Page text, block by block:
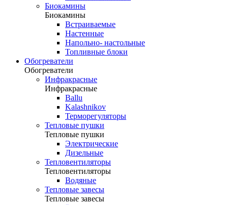
Биокамины
Биокамины
Встраиваемые
Настенные
Напольно- настольные
Топливные блоки
Обогреватели
Обогреватели
Инфракрасные
Инфракрасные
Ballu
Kalashnikov
Терморегуляторы
Тепловые пушки
Тепловые пушки
Электрические
Дизельные
Тепловентиляторы
Тепловентиляторы
Водяные
Тепловые завесы
Тепловые завесы